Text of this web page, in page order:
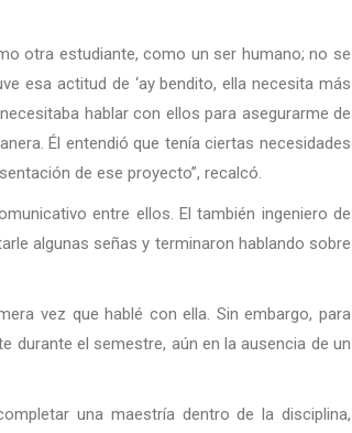
otra estudiante, como un ser humano; no se
esa actitud de ‘ay bendito, ella necesita más
hablar con ellos para asegurarme de
Él entendió que tenía ciertas necesidades
de ese proyecto”, recalcó.
entre ellos. El también ingeniero de
algunas señas y terminaron hablando sobre
vez que hablé con ella. Sin embargo, para
durante el semestre, aún en la ausencia de un
una maestría dentro de la disciplina,